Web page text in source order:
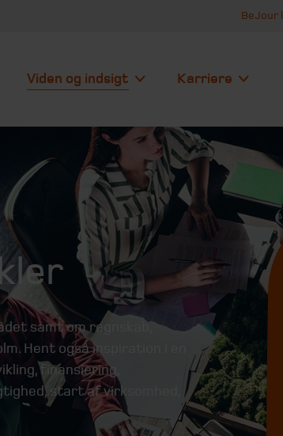
BeJour
Viden og indsigt Karriere
samt om regnskab,
Hent også inspiration i en
finansiering,
start af virksomhed,